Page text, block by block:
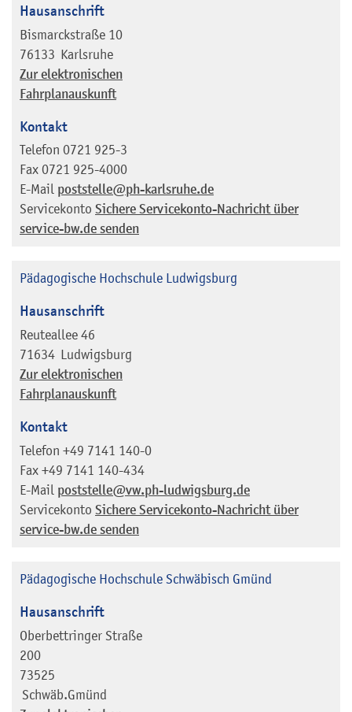
Hausanschrift
Bismarckstraße 10
76133 Karlsruhe
Zur elektronischen
Fahrplanauskunft
Kontakt
Telefon 0721 925-3
Fax 0721 925-4000
E-Mail poststelle@ph-karlsruhe.de
Servicekonto Sichere Servicekonto-Nachricht über
service-bw.de senden
Pädagogische Hochschule Ludwigsburg
Hausanschrift
Reuteallee 46
71634 Ludwigsburg
Zur elektronischen
Fahrplanauskunft
Kontakt
Telefon +49 7141 140-0
Fax +49 7141 140-434
E-Mail poststelle@vw.ph-ludwigsburg.de
Servicekonto Sichere Servicekonto-Nachricht über
service-bw.de senden
Pädagogische Hochschule Schwäbisch Gmünd
Hausanschrift
Oberbettringer Straße
200
73525
Schwäb.Gmünd